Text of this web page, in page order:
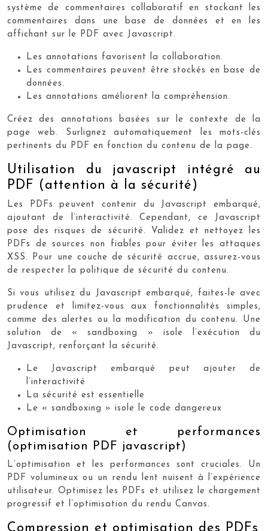
système de commentaires collaboratif en stockant les
commentaires dans une base de données et en les
affichant sur le PDF avec Javascript.
Les annotations favorisent la collaboration.
Les commentaires peuvent être stockés en base de
données.
Les annotations améliorent la compréhension.
Créez des annotations basées sur le contexte de la
page web. Surlignez automatiquement les mots-clés
pertinents du PDF en fonction du contenu de la page.
Utilisation du javascript intégré au
PDF (attention à la sécurité)
Les PDFs peuvent contenir du Javascript embarqué,
ajoutant de l’interactivité. Cependant, ce Javascript
pose des risques de sécurité. Validez et nettoyez les
PDFs de sources non fiables pour éviter les attaques
XSS. Pour une couche de sécurité accrue, assurez-vous
de respecter la politique de sécurité du contenu.
Si vous utilisez du Javascript embarqué, faites-le avec
prudence et limitez-vous aux fonctionnalités simples,
comme des alertes ou la modification du contenu. Une
solution de « sandboxing » isole l’exécution du
Javascript, renforçant la sécurité.
Le Javascript embarqué peut ajouter de
l’interactivité
La sécurité est essentielle
Le « sandboxing » isole le code dangereux
Optimisation et performances
(optimisation PDF javascript)
L’optimisation et les performances sont cruciales. Un
PDF volumineux ou un rendu lent nuisent à l’expérience
utilisateur. Optimisez les PDFs et utilisez le chargement
progressif et l’optimisation du rendu Canvas.